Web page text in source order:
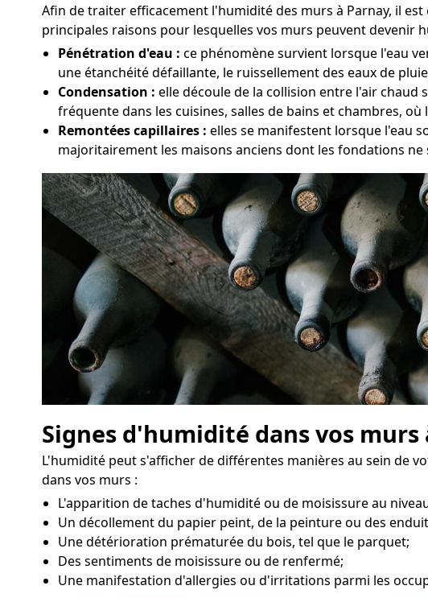
Afin de traiter efficacement l'humidité des murs à Parnay, il
principales raisons pour lesquelles vos murs peuvent devenir
Pénétration d'eau : ce phénomène survient lorsque l'eau
une étanchéité défaillante, le ruissellement des eaux de
Condensation : elle découle de la collision entre l'air
fréquente dans les cuisines, salles de bains et chambres,
Remontées capillaires : elles se manifestent lorsque l'eau
majoritairement les maisons anciens dont les fondations ne
Signes d'humidité dans vos murs
L'humidité peut s'afficher de différentes manières au sein de
dans vos murs :
L'apparition de taches d'humidité ou de moisissure au
Un décollement du papier peint, de la peinture ou des
Une détérioration prématurée du bois, tel que le parquet;
Des sentiments de moisissure ou de renfermé;
Une manifestation d'allergies ou d'irritations parmi les